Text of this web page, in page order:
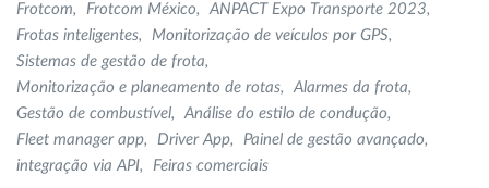
Frotcom Frotcom México
ANPACT Expo Transporte 2023
Frotas inteligentes
Monitorização de veículos por GPS
Sistemas de gestão de frota
Monitorização e planeamento de rotas
Alarmes da frota
Gestão de combustível
Análise do estilo de condução
Fleet manager app
Driver App
Painel de gestão avançado
integração via API
Feiras comerciais